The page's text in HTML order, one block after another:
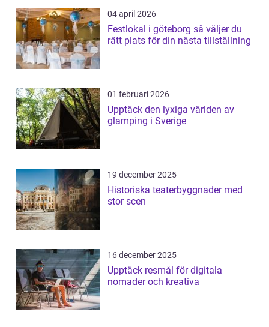
04 april 2026
Festlokal i göteborg så väljer du
rätt plats för din nästa tillställning
01 februari 2026
Upptäck den lyxiga världen av
glamping i Sverige
19 december 2025
Historiska teaterbyggnader med
stor scen
16 december 2025
Upptäck resmål för digitala
nomader och kreativa